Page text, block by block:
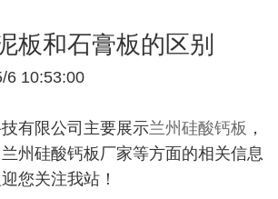
板和石膏板的区别
6 10:53:00
有限公司主要展示兰州硅酸钙板 ，
州硅酸钙板厂家等方面的相关信息
您关注我站！